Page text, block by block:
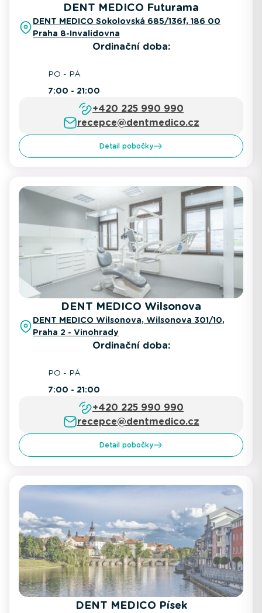
DENT MEDICO Futurama
DENT MEDICO Sokolovská 685/136f, 186 00
Praha 8-Invalidovna
Ordinační doba:
PO - PÁ
7:00 - 21:00
+420 225 990 990
recepce@dentmedico.cz
Detail pobočky
DENT MEDICO Wilsonova
DENT MEDICO Wilsonova, Wilsonova 301/10,
Praha 2 - Vinohrady
Ordinační doba:
PO - PÁ
7:00 - 21:00
+420 225 990 990
recepce@dentmedico.cz
Detail pobočky
DENT MEDICO Písek